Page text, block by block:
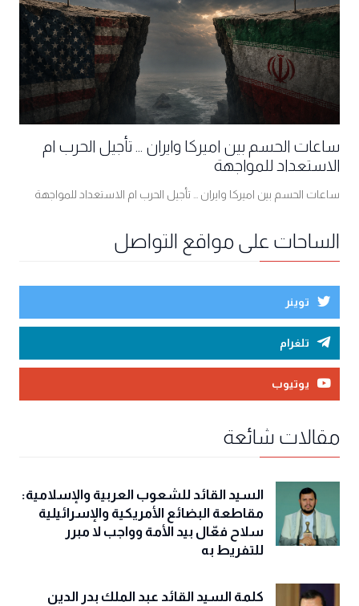
ساعات الحسم بين اميركا وايران ... تأجيل الحرب ام
الاستعداد للمواجهة
ساعات الحسم بين اميركا وايران ... تأجيل الحرب ام الاستعداد للمواجهة
الساحات على مواقع التواصل
توينر
تلغرام
يوتيوب
مقالات شائعة
السيد القائد للشعوب العربية والإسلامية:
مقاطعة البضائع الأمريكية والإسرائيلية
سلاح فعّال بيد الأمة وواجب لا مبرر
للتفريط به
كلمة السيد القائد عبد الملك بدر الدين